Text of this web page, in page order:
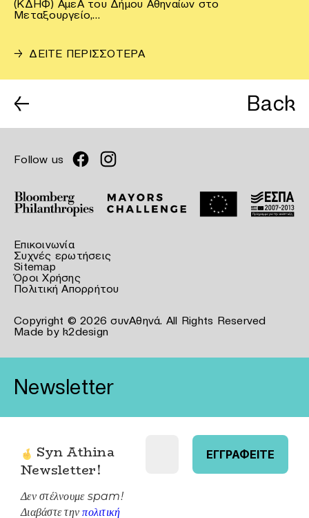
(ΚΔΗΦ) ΑμεΑ του Δήμου Αθηναίων στο
Μεταξουργείο,…
→ ΔΕΙΤΕ ΠΕΡΙΣΣΟΤΕΡΑ
← Back
Follow us
Επικοινωνία
Συχνές ερωτήσεις
Sitemap
Όροι Χρήσης
Πολιτική Απορρήτου
Copyright © 2026 συνΑθηνά. All Rights Reserved
Made by k2design
Newsletter
Syn Athina
Newsletter!
Δεν στέλνουμε spam!
Διαβάστε τηνπολιτική